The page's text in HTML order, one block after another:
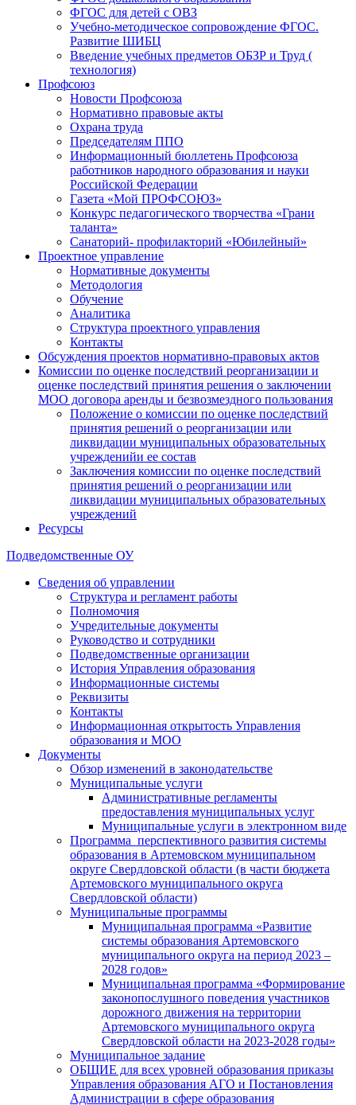
ФГОС для детей с ОВЗ
Учебно-методическое сопровождение ФГОС.
Развитие ШИБЦ
Введение учебных предметов ОБЗР и Труд (
технология)
Профсоюз
Новости Профсоюза
Нормативно правовые акты
Охрана труда
Председателям ППО
Информационный бюллетень Профсоюза
работников народного образования и науки
Российской Федерации
Газета «Мой ПРОФСОЮЗ»
Конкурс педагогического творчества «Грани
таланта»
Санаторий- профилакторий «Юбилейный»
Проектное управление
Нормативные документы
Методология
Обучение
Аналитика
Структура проектного управления
Контакты
Обсуждения проектов нормативно-правовых актов
Комиссии по оценке последствий реорганизации и
оценке последствий принятия решения о заключении
МОО договора аренды и безвозмездного пользования
Положение о комиссии по оценке последствий
принятия решений о реорганизации или
ликвидации муниципальных образовательных
учрежденийи ее состав
Заключения комиссии по оценке последствий
принятия решений о реорганизации или
ликвидации муниципальных образовательных
учреждений
Ресурсы
Подведомственные ОУ
Сведения об управлении
Структура и регламент работы
Полномочия
Учредительные документы
Руководство и сотрудники
Подведомственные организации
История Управления образования
Информационные системы
Реквизиты
Контакты
Информационная открытость Управления
образования и МОО
Документы
Обзор изменений в законодательстве
Муниципальные услуги
Административные регламенты
предоставления муниципальных услуг
Муниципальные услуги в электронном виде
Программа перспективного развития системы
образования в Артемовском муниципальном
округе Свердловской области (в части бюджета
Артемовского муниципального округа
Свердловской области)
Муниципальные программы
Муниципальная программа «Развитие
системы образования Артемовского
муниципального округа на период 2023 –
2028 годов»
Муниципальная программа «Формирование
законопослушного поведения участников
дорожного движения на территории
Артемовского муниципального округа
Свердловской области на 2023-2028 годы»
Муниципальное задание
ОБЩИЕ для всех уровней образования приказы
Управления образования АГО и Постановления
Администрации в сфере образования